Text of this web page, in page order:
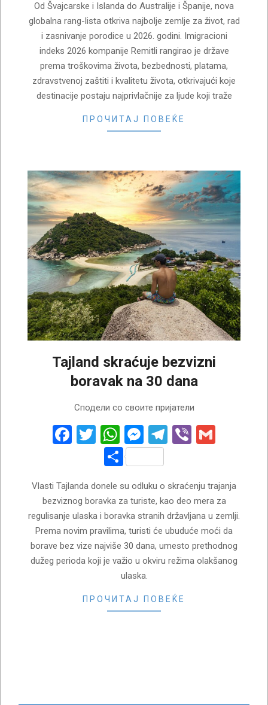
Od Švajcarske i Islanda do Australije i Španije, nova
globalna rang-lista otkriva najbolje zemlje za život, rad
i zasnivanje porodice u 2026. godini. Imigracioni
indeks 2026 kompanije Remitli rangirao je države
prema troškovima života, bezbednosti, platama,
zdravstvenoj zaštiti i kvalitetu života, otkrivajući koje
destinacije postaju najprivlačnije za ljude koji traže
ПРОЧИТАЈ ПОВЕЌЕ
Tajland skraćuje bezvizni
boravak na 30 dana
Сподели со своите пријатели
Facebook
Twitter
WhatsApp
Messenger
Telegram
Viber
Share
Vlasti Tajlanda donele su odluku o skraćenju trajanja
bezviznog boravka za turiste, kao deo mera za
regulisanje ulaska i boravka stranih državljana u zemlji.
Prema novim pravilima, turisti će ubuduće moći da
borave bez vize najviše 30 dana, umesto prethodnog
dužeg perioda koji je važio u okviru režima olakšanog
ulaska.
ПРОЧИТАЈ ПОВЕЌЕ